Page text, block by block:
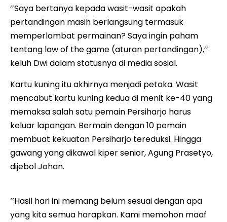
‘’Saya bertanya kepada wasit-wasit apakah
pertandingan masih berlangsung termasuk
memperlambat permainan? Saya ingin paham
tentang law of the game (aturan pertandingan),’’
keluh Dwi dalam statusnya di media sosial.
Kartu kuning itu akhirnya menjadi petaka. Wasit
mencabut kartu kuning kedua di menit ke-40 yang
memaksa salah satu pemain Persiharjo harus
keluar lapangan. Bermain dengan 10 pemain
membuat kekuatan Persiharjo tereduksi. Hingga
gawang yang dikawal kiper senior, Agung Prasetyo,
dijebol Johan.
‘’Hasil hari ini memang belum sesuai dengan apa
yang kita semua harapkan. Kami memohon maaf